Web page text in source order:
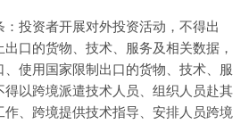
：投资者开展对外投资活动，不得出
口的货物、技术、服务及相关数据，
、使用国家限制出口的货物、技术、服
得以跨境派遣技术人员、组织人员赴其
作、跨境提供技术指导、安排人员跨境